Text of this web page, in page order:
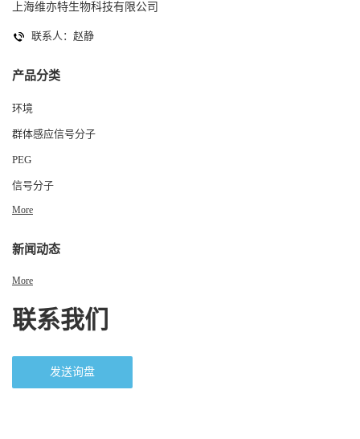
上海维亦特生物科技有限公司
联系人：赵静
产品分类
环境
群体感应信号分子
PEG
信号分子
More
新闻动态
More
联系我们
发送询盘